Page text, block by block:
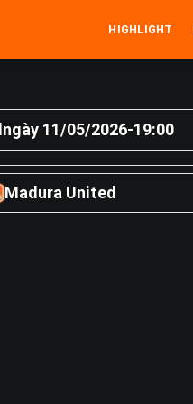
HIGHLIGHT
ngày 11/05/2026-19:00
Madura United